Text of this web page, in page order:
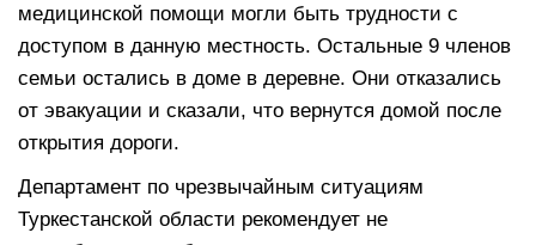
медицинской помощи могли быть трудности с
доступом в данную местность. Остальные 9 членов
семьи остались в доме в деревне. Они отказались
от эвакуации и сказали, что вернутся домой после
открытия дороги.
Департамент по чрезвычайным ситуациям
Туркестанской области рекомендует не